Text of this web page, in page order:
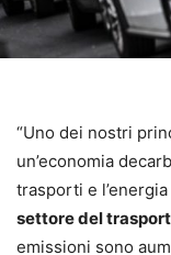
“Uno dei nostri
un’economia
trasporti e
settore del
emissioni sono